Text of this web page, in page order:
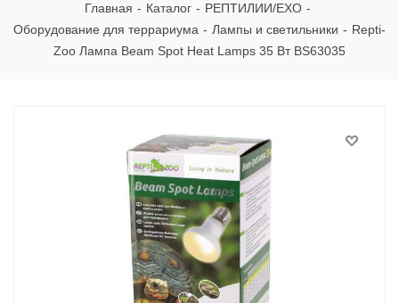
Главная - Каталог - РЕПТИЛИИ/EXO -
Оборудование для террариума - Лампы и светильники - Repti-
Zoo Лампа Beam Spot Heat Lamps 35 Вт BS63035